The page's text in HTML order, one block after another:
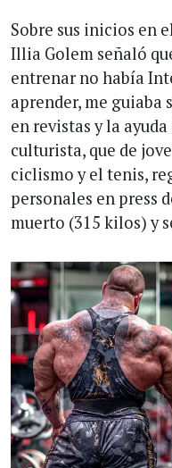
Sobre sus inicios en
Illia Golem señaló
entrenar no había
aprender, me
en revistas y la
culturista, que de
ciclismo y el tenis,
personales en press
muerto (315 kilos) y